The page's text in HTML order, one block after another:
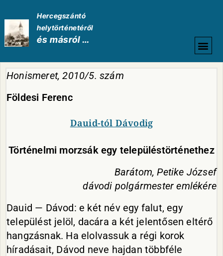
Hercegszántó
helytörténetéről
és másról …
Honismeret, 2010/5. szám
Földesi Ferenc
Dauid-tól Dávodig
Történelmi morzsák egy településtörténethez
Barátom, Petike József
dávodi polgármester emlékére
Dauid — Dávod: e két név egy falut, egy
települést jelöl, dacára a két jelentősen eltérő
hangzásnak. Ha elolvassuk a régi korok
híradásait, Dávod neve hajdan többféle